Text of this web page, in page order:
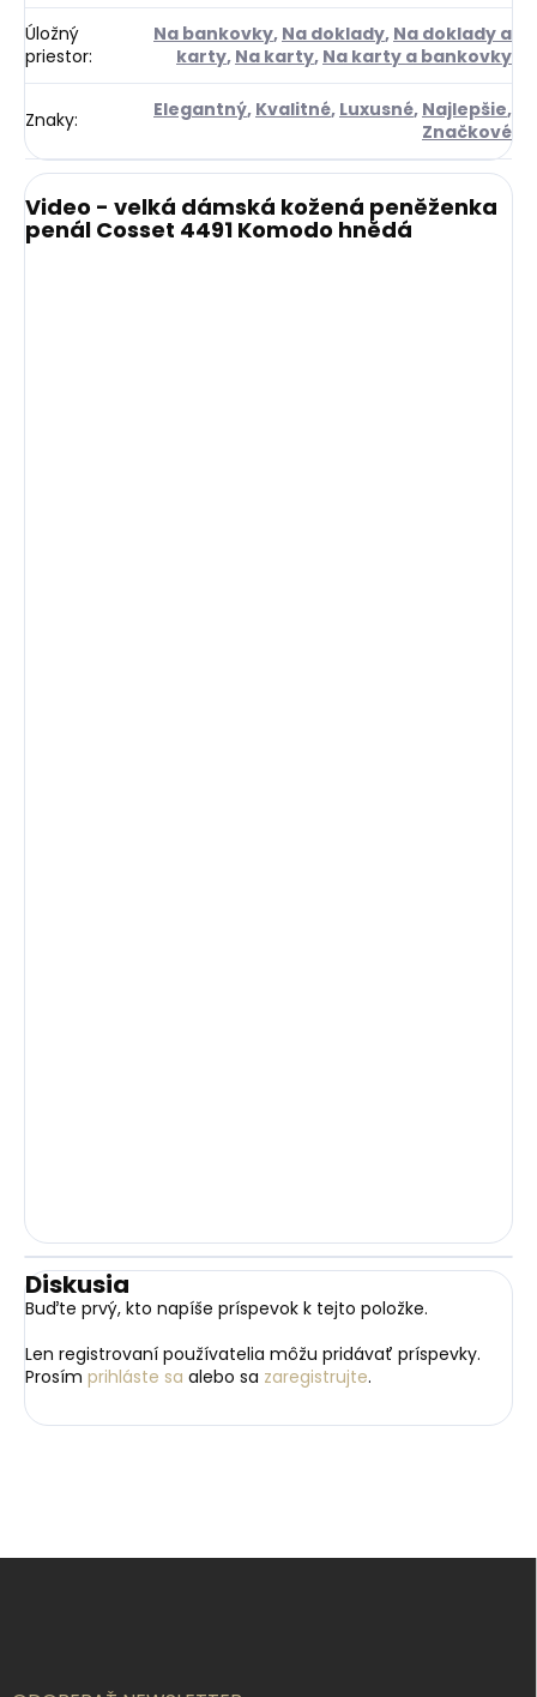
Úložný
priestor:
Na bankovky, Na doklady, Na doklady a
karty, Na karty, Na karty a bankovky
Znaky: Elegantný, Kvalitné, Luxusné, Najlepšie,
Značkové
Video - velká dámská kožená peněženka
penál Cosset 4491 Komodo hnědá
Diskusia
Buďte prvý, kto napíše príspevok k tejto položke.
Len registrovaní používatelia môžu pridávať príspevky.
Prosím prihláste sa alebo sa zaregistrujte.